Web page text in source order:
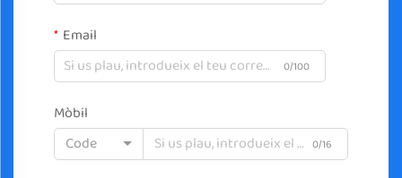
Email
0/100
Mòbil
Code
0/16